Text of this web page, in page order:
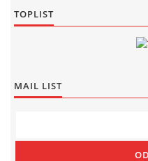
TOPLIST
MAIL LIST